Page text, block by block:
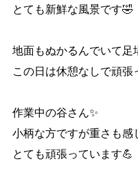
とても新鮮な風景です🤣
地面もぬかるんでいて足
この日は休憩なしで頑
作業中の谷さん✨
小柄な方ですが重さも感
とても頑張っています💪